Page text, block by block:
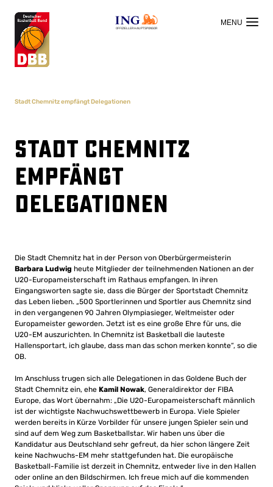
OFFIZIELLER HAUPTSPONSOR
Stadt Chemnitz empfängt Delegationen
Stadt Chemnitz
empfängt
Delegationen
Die Stadt Chemnitz hat in der Person von Oberbürgermeisterin
Barbara Ludwig heute Mitglieder der teilnehmenden Nationen an der
U20-Europameisterschaft im Rathaus empfangen. In ihren
Eingangsworten sagte sie, dass die Bürger der Sportstadt Chemnitz
das Leben lieben. „500 Sportlerinnen und Sportler aus Chemnitz sind
in den vergangenen 90 Jahren Olympiasieger, Weltmeister oder
Europameister geworden. Jetzt ist es eine große Ehre für uns, die
U20-EM auszurichten. In Chemnitz ist Basketball die lauteste
Hallensportart, ich glaube, dass man das schon merken konnte“, so die
OB.
Im Anschluss trugen sich alle Delegationen in das Goldene Buch der
Stadt Chemnitz ein, ehe Kamil Nowak, Generaldirektor der FIBA
Europe, das Wort übernahm: „Die U20-Europameisterschaft männlich
ist der wichtigste Nachwuchswettbewerb in Europa. Viele Spieler
werden bereits in Kürze Vorbilder für unsere jungen Spieler sein und
sind auf dem Weg zum Basketballstar. Wir haben uns über die
Kandidatur aus Deutschland sehr gefreut, da hier schon längere Zeit
keine Nachwuchs-EM mehr stattgefunden hat. Die europäische
Basketball-Familie ist derzeit in Chemnitz, entweder live in den Hallen
oder online an den Bildschirmen. Ich freue mich auf die kommenden